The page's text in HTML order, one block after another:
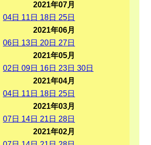
2021年07月
04日 11 日 18日 25日
2021年06月
06日 13日 20日 27日
2021年05月
02 日 09日 16日 23日 30日
2021年04月
04日 11 日 18日 25日
2021年03月
07日 14日 21 日 28日
2021年02月